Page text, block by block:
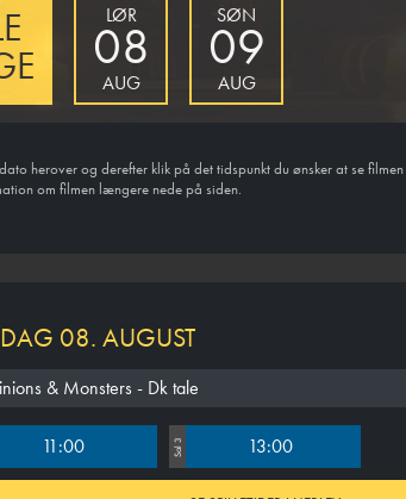
LØR
08
AUG
SØN
09
AUG
herover og derefter klik på det tidspunkt du ønsker at se
om filmen længere nede på siden.
08. AUGUST
& Monsters - Dk tale
11:00 Sal 3 13:00